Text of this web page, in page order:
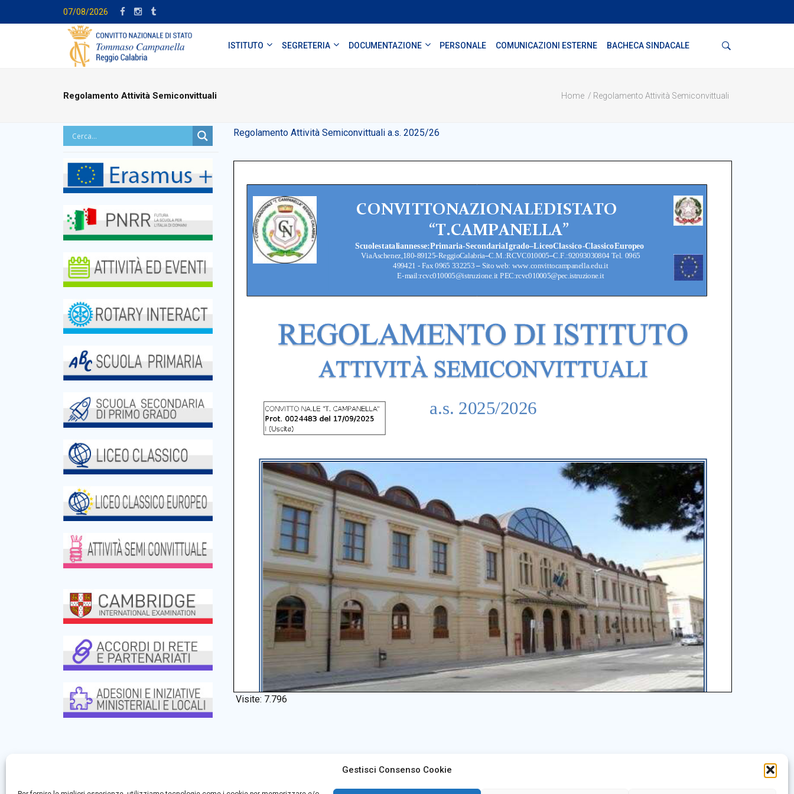
Gestisci Consenso Cookie
07/08/2026
ISTITUTO SEGRETERIA DOCUMENTAZIONE PERSONALE COMUNICAZIONI ESTERNE BACHECA SINDACALE
Regolamento Attività Semiconvittuali Home Regolamento Attività Semiconvittuali
Regolamento Attività Semiconvittuali a.s. 2025/26
Visite: 7.796